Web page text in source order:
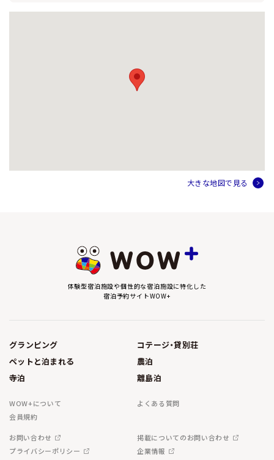
大きな地図で見る
体験型宿泊施設や個性的な宿泊施設に特化した
宿泊予約サイトWOW+
グランピング
コテージ・貸別荘
ペットと泊まれる
農泊
寺泊
離島泊
WOW+について
よくある質問
会員規約
お問い合わせ
掲載についてのお問い合わせ
プライバシーポリシー
企業情報